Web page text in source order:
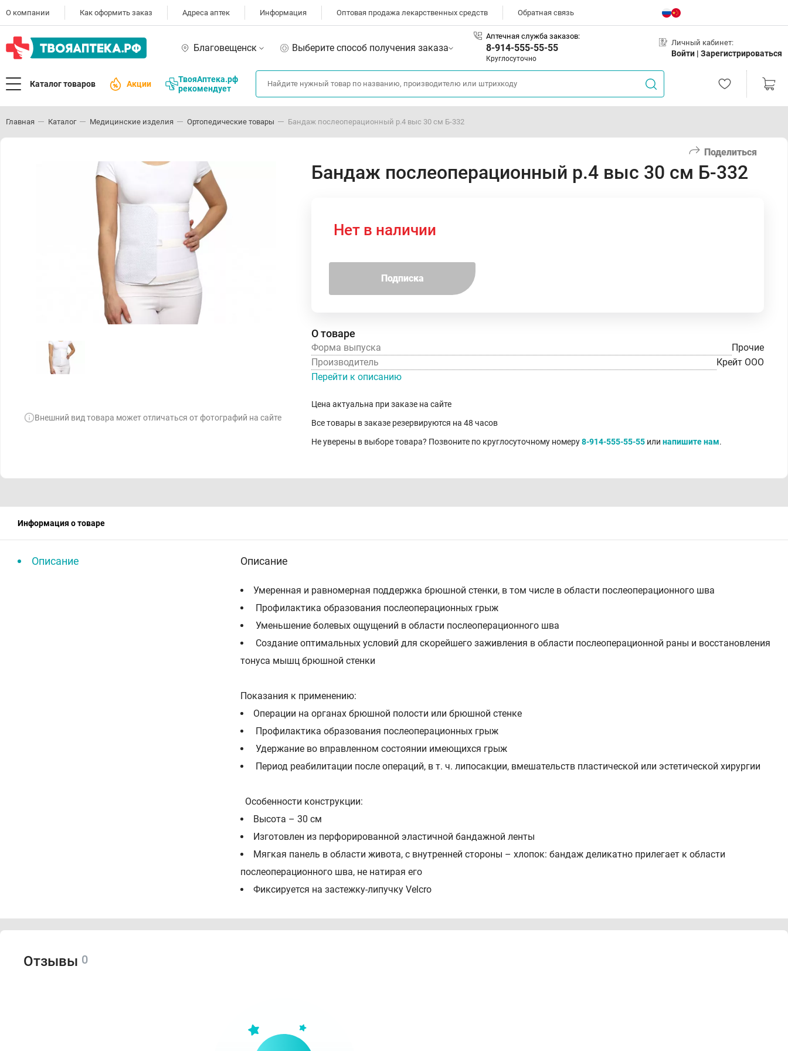
О компании Как оформить заказ Адреса аптек Информация Оптовая продажа лекарственных средств Обратная связь
Благовещенск Выберите способ получения заказа
Аптечная служба заказов:
8-914-555-55-55
Круглосуточно
Личный кабинет:
Войти | Зарегистрироваться
Каталог товаров Акции
ТвояАптека.рф
рекомендует
Главная Каталог Медицинские изделия Ортопедические товары Бандаж послеоперационный р.4 выс 30 см Б-332
Поделиться
Внешний вид товара может отличаться от фотографий на сайте
Бандаж послеоперационный р.4 выс 30 см Б-332
Нет в наличии
Подписка
О товаре
Форма выпуска
Прочие
Производитель
Крейт ООО
Перейти к описанию
Цена актуальна при заказе на сайте
Все товары в заказе резервируются на 48 часов
Не уверены в выборе товара? Позвоните по круглосуточному номеру8-914-555-55-55 или напишите нам.
Информация о товаре
Описание Описание
Умеренная и равномерная поддержка брюшной стенки, в том числе в области послеоперационного шва
Профилактика образования послеоперационных грыж
Уменьшение болевых ощущений в области послеоперационного шва
Создание оптимальных условий для скорейшего заживления в области послеоперационной раны и восстановления
тонуса мышц брюшной стенки
Показания к применению:
Операции на органах брюшной полости или брюшной стенке
Профилактика образования послеоперационных грыж
Удержание во вправленном состоянии имеющихся грыж
Период реабилитации после операций, в т. ч. липосакции, вмешательств пластической или эстетической хирургии
Особенности конструкции:
Высота – 30 см
Изготовлен из перфорированной эластичной бандажной ленты
Мягкая панель в области живота, с внутренней стороны – хлопок: бандаж деликатно прилегает к области
послеоперационного шва, не натирая его
Фиксируется на застежку-липучку Velcro
Для лежачих пациентов может применяться вместе с повязкой или вместо нее
Применяется сразу после операции и до полного выздоровления
Отзывы 0